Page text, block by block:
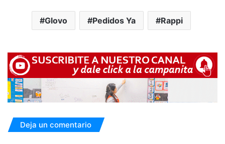
Glovo Pedidos Ya Rappi
Deja un comentario